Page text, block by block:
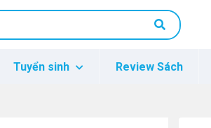
Tuyển sinh Review Sách